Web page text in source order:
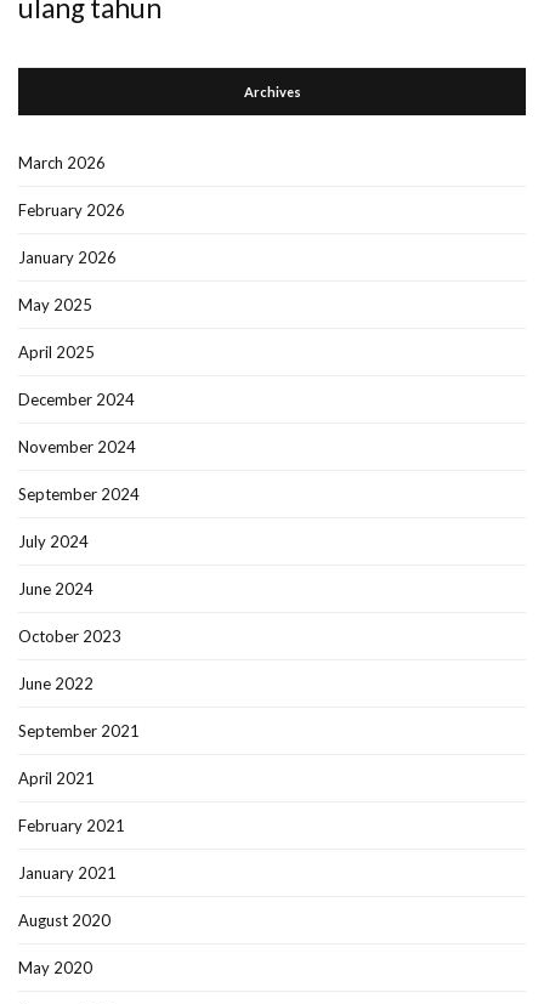
ulang tahun
Archives
March 2026
February 2026
January 2026
May 2025
April 2025
December 2024
November 2024
September 2024
July 2024
June 2024
October 2023
June 2022
September 2021
April 2021
February 2021
January 2021
August 2020
May 2020